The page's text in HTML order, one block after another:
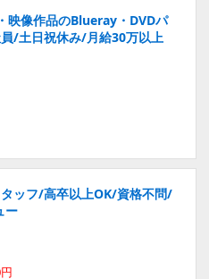
映像作品のBlueray・DVDパ
/土日祝休み/月給30万以上
ッフ/高卒以上OK/資格不問/
ー